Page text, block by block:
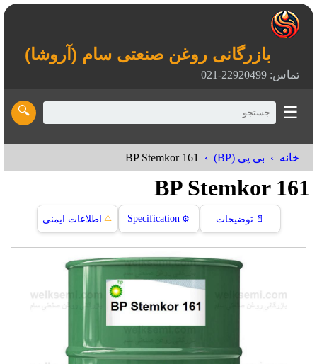
بازرگانی روغن صنعتی سام (آروشا)
تماس: 22920499-021
☰
🔍
خانه بی پی (BP) BP Stemkor 161
BP Stemkor 161
📄 توضیحات ⚙️
Specification
⚠️ اطلاعات ایمنی